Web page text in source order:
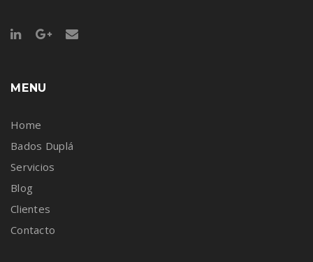
MENU
Home
Bados Duplá
Servicios
Blog
Clientes
Contacto